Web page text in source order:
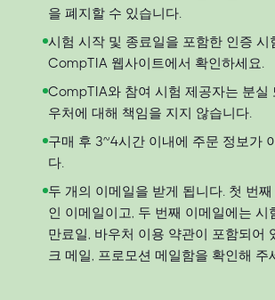
을 폐지할 수 있습니다.
시험 시작 및 종료일을 포함한 인증 시
CompTIA 웹사이트에서 확인하세요.
CompTIA와 참여 시험 제공자는 분실
우처에 대해 책임을 지지 않습니다.
구매 후 3~4시간 이내에 주문 정보가
다.
두 개의 이메일을 받게 됩니다. 첫 번
인 이메일이고, 두 번째 이메일에는 시
만료일, 바우처 이용 약관이 포함되어
크 메일, 프로모션 메일함을 확인해 주